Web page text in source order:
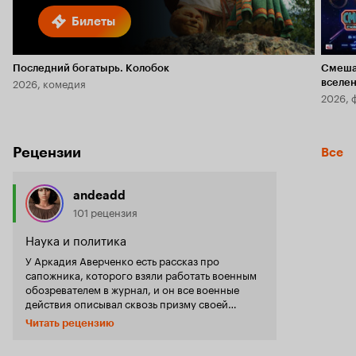
Билеты
Последний богатырь. Колобок
2026, комедия
2026,
Рецензии Все
andeadd
101 рецензия
Наука и политика
У Аркадия Аверченко есть рассказ про
сапожника, которого взяли работать военным
обозревателем в журнал, и он все военные
действия описывал сквозь призму своей
профессии. «Для французской армии
закуплено сто тысяч ботинок», «военные
Читать рецензию